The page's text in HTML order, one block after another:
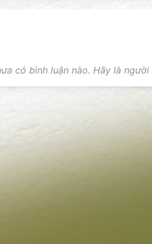
có bình luận nào. Hãy là người